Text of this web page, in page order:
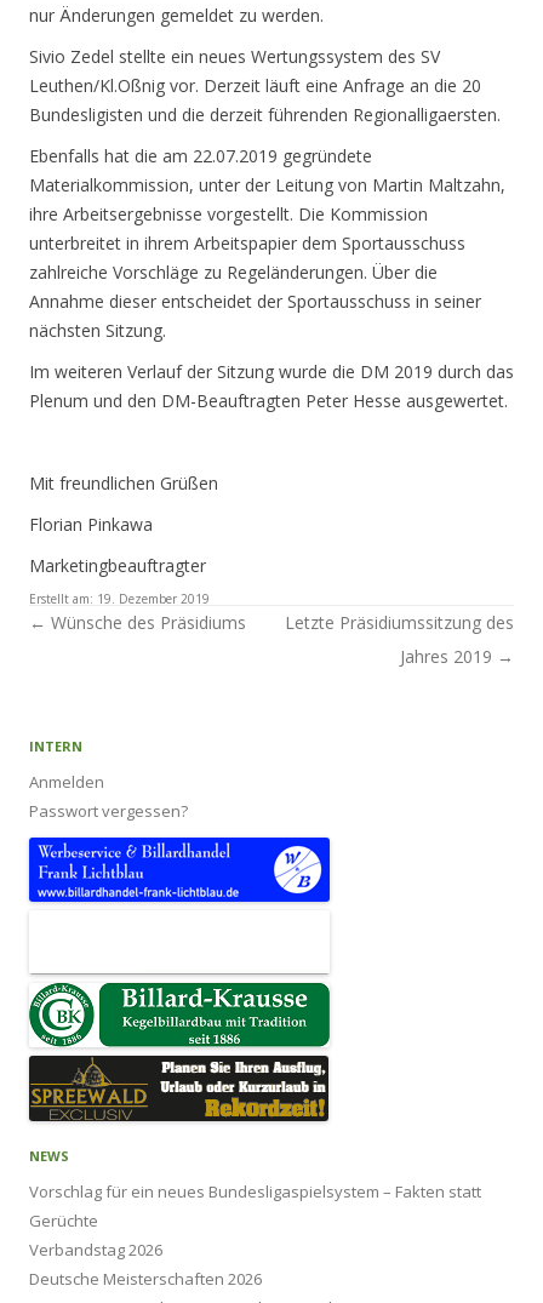
nur Änderungen gemeldet zu werden.
Sivio Zedel stellte ein neues Wertungssystem des SV
Leuthen/Kl.Oßnig vor. Derzeit läuft eine Anfrage an die 20
Bundesligisten und die derzeit führenden Regionalligaersten.
Ebenfalls hat die am 22.07.2019 gegründete
Materialkommission, unter der Leitung von Martin Maltzahn,
ihre Arbeitsergebnisse vorgestellt. Die Kommission
unterbreitet in ihrem Arbeitspapier dem Sportausschuss
zahlreiche Vorschläge zu Regeländerungen. Über die
Annahme dieser entscheidet der Sportausschuss in seiner
nächsten Sitzung.
Im weiteren Verlauf der Sitzung wurde die DM 2019 durch das
Plenum und den DM-Beauftragten Peter Hesse ausgewertet.
Mit freundlichen Grüßen
Florian Pinkawa
Marketingbeauftragter
Erstellt am: 19. Dezember 2019
Artikel-Navigation
← Wünsche des Präsidiums
Letzte Präsidiumssitzung des
Jahres 2019 →
INTERN
Anmelden
Passwort vergessen?
NEWS
Vorschlag für ein neues Bundesligaspielsystem – Fakten statt
Gerüchte
Verbandstag 2026
Deutsche Meisterschaften 2026